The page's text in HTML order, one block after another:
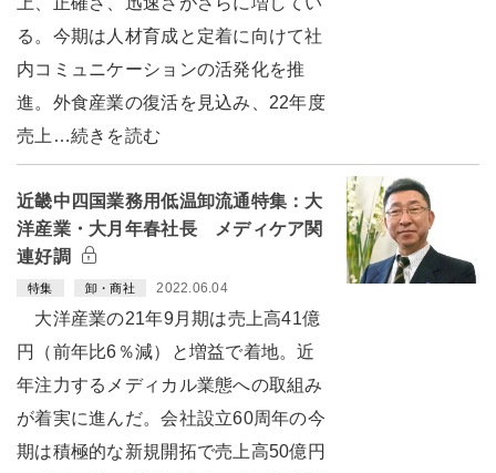
る。今期は人材育成と定着に向けて社
内コミュニケーションの活発化を推
進。外食産業の復活を見込み、22年度
売上…続きを読む
近畿中四国業務用低温卸流通特集：大
洋産業・大月年春社長 メディケア関
連好調
特集 卸・商社 2022.06.04
大洋産業の21年9月期は売上高41億
円（前年比6％減）と増益で着地。近
年注力するメディカル業態への取組み
が着実に進んだ。会社設立60周年の今
期は積極的な新規開拓で売上高50億円